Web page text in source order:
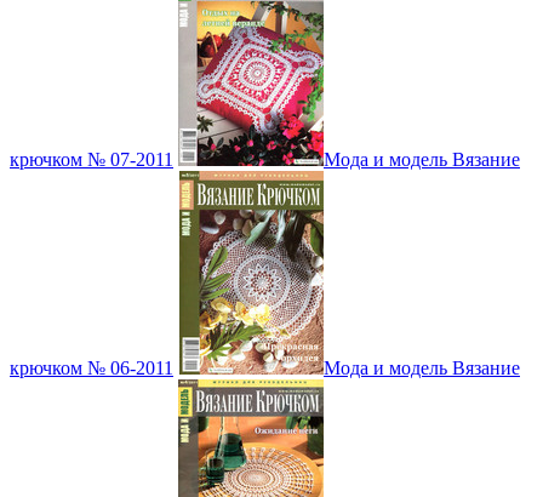
крючком № 07-2011 Мода и модель Вязание
крючком № 06-2011 Мода и модель Вязание